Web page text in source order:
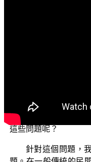
也要燒紙錢，才能夠
確？正信的佛弟子應
這些問題呢？
針對這個問題，